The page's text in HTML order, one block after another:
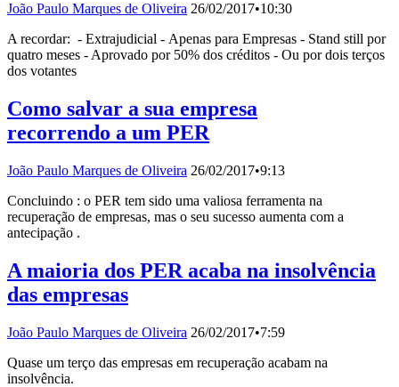
João Paulo Marques de Oliveira 26/02/2017•10:30
A recordar: - Extrajudicial - Apenas para Empresas - Stand still por
quatro meses - Aprovado por 50% dos créditos - Ou por dois terços
dos votantes
Como salvar a sua empresa
recorrendo a um PER
João Paulo Marques de Oliveira 26/02/2017•9:13
Concluindo : o PER tem sido uma valiosa ferramenta na
recuperação de empresas, mas o seu sucesso aumenta com a
antecipação .
A maioria dos PER acaba na insolvência
das empresas
João Paulo Marques de Oliveira 26/02/2017•7:59
Quase um terço das empresas em recuperação acabam na
insolvência.